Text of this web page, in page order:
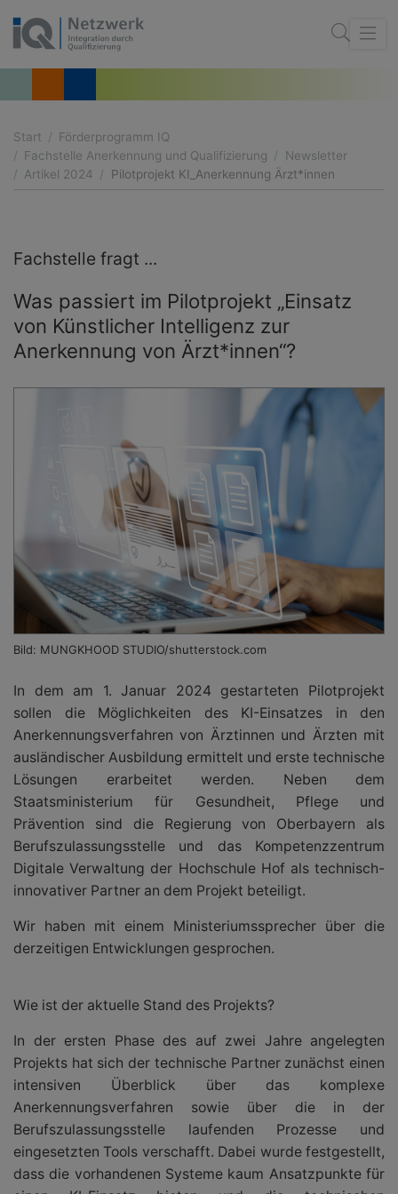
Start
Förderprogramm IQ
Fachstelle Anerkennung und Qualifizierung
Newsletter
Artikel 2024
Pilotprojekt KI_Anerkennung Ärzt*innen
Fachstelle fragt ...
Was passiert im Pilotprojekt „Einsatz
von Künstlicher Intelligenz zur
Anerkennung von Ärzt*innen“?
Bild: MUNGKHOOD STUDIO/shutterstock.com
In dem am 1. Januar 2024 gestarteten Pilotprojekt
sollen die Möglichkeiten des KI-Einsatzes in den
Anerkennungsverfahren von Ärztinnen und Ärzten mit
ausländischer Ausbildung ermittelt und erste technische
Lösungen erarbeitet werden. Neben dem
Staatsministerium für Gesundheit, Pflege und
Prävention sind die Regierung von Oberbayern als
Berufszulassungsstelle und das Kompetenzzentrum
Digitale Verwaltung der Hochschule Hof als technisch-
innovativer Partner an dem Projekt beteiligt.
Wir haben mit einem Ministeriumssprecher über die
derzeitigen Entwicklungen gesprochen.
Wie ist der aktuelle Stand des Projekts?
In der ersten Phase des auf zwei Jahre angelegten
Projekts hat sich der technische Partner zunächst einen
intensiven Überblick über das komplexe
Anerkennungsverfahren sowie über die in der
Berufszulassungsstelle laufenden Prozesse und
eingesetzten Tools verschafft. Dabei wurde festgestellt,
dass die vorhandenen Systeme kaum Ansatzpunkte für